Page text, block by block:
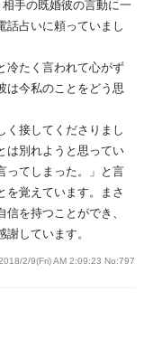
手の既婚彼の言動に一
話占いに頼っていまし
冷たく言われて心がず
は今私のことをどう思
く接してくださりまし
は別れようと思ってい
ってしまった。」と言
を覚えています。まさ
を持つことができ、
しています。
2/9(Fri) AM 2:09:23 No:797